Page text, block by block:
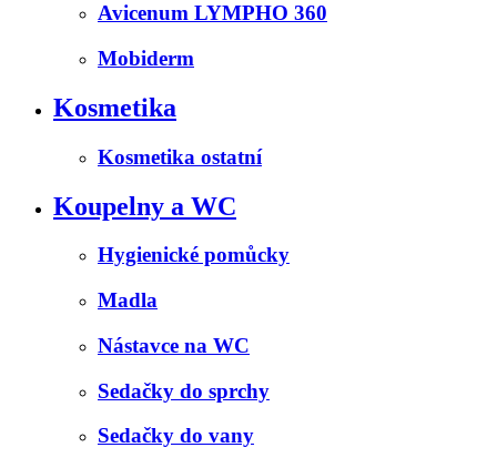
Avicenum LYMPHO 360
Mobiderm
Kosmetika
Kosmetika ostatní
Koupelny a WC
Hygienické pomůcky
Madla
Nástavce na WC
Sedačky do sprchy
Sedačky do vany